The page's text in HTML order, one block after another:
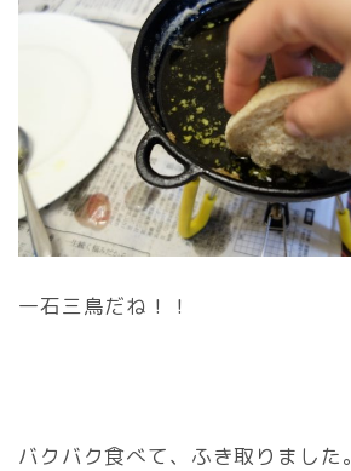
一石三鳥だね！！
バクバク食べて、ふき取りました。